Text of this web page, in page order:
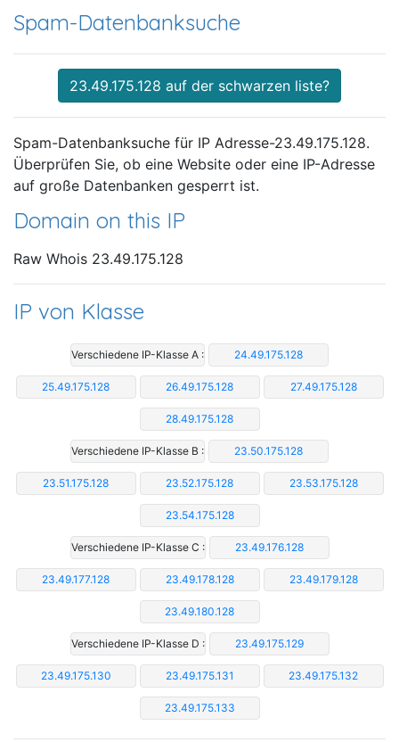
Spam-Datenbanksuche
23.49.175.128 auf der schwarzen liste?
Spam-Datenbanksuche für IP Adresse-23.49.175.128.
Überprüfen Sie, ob eine Website oder eine IP-Adresse
auf große Datenbanken gesperrt ist.
Domain on this IP
Raw Whois 23.49.175.128
IP von Klasse
Verschiedene IP-Klasse A : 24.49.175.128
25.49.175.128 26.49.175.128 27.49.175.128
28.49.175.128
Verschiedene IP-Klasse B : 23.50.175.128
23.51.175.128 23.52.175.128 23.53.175.128
23.54.175.128
Verschiedene IP-Klasse C : 23.49.176.128
23.49.177.128 23.49.178.128 23.49.179.128
23.49.180.128
Verschiedene IP-Klasse D : 23.49.175.129
23.49.175.130 23.49.175.131 23.49.175.132
23.49.175.133